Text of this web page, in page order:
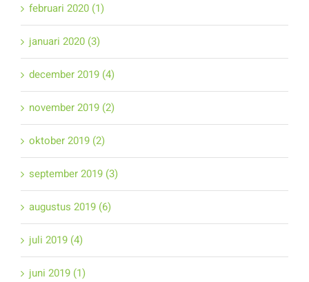
februari 2020 (1)
januari 2020 (3)
december 2019 (4)
november 2019 (2)
oktober 2019 (2)
september 2019 (3)
augustus 2019 (6)
juli 2019 (4)
juni 2019 (1)